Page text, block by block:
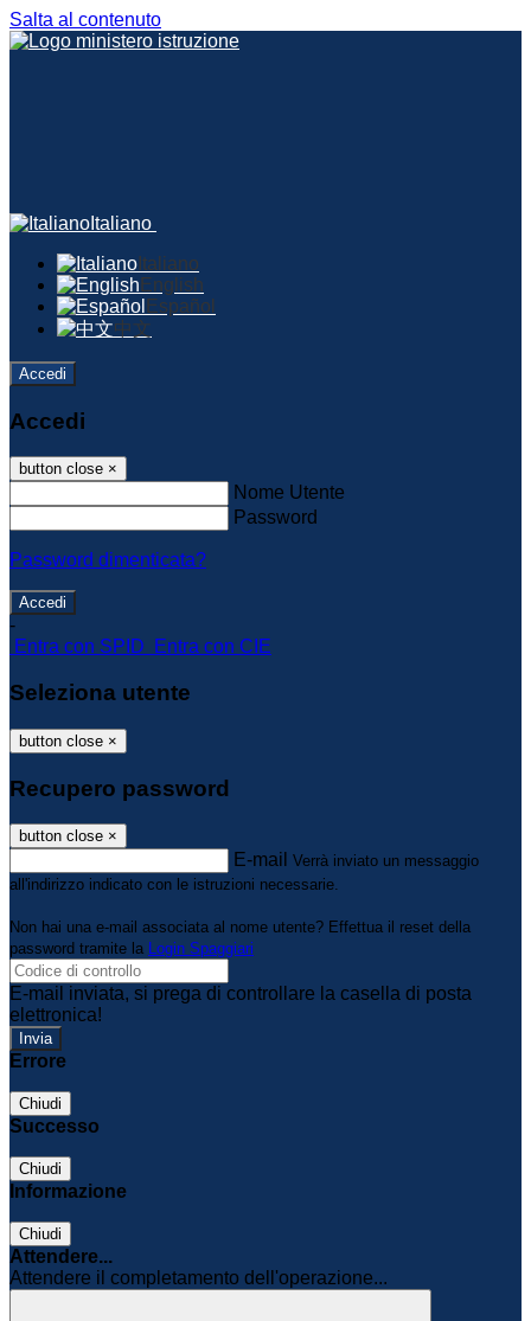
Salta al contenuto
Italiano
Italiano
English
Español
中文
Accedi
Accedi
button close ×
Nome Utente
Password
Password dimenticata?
-
Entra con SPID
Entra con CIE
Seleziona utente
button close ×
Recupero password
button close ×
E-mail Verrà inviato un messaggio
all'indirizzo indicato con le istruzioni necessarie.
Non hai una e-mail associata al nome utente? Effettua il reset della
password tramite la Login Spaggiari
E-mail inviata, si prega di controllare la casella di posta
elettronica!
Errore
Chiudi
Successo
Chiudi
Informazione
Chiudi
Attendere...
Attendere il completamento dell'operazione...